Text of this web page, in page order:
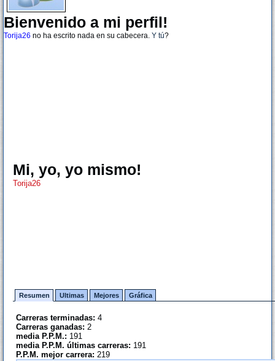
Bienvenido a mi perfil!
Torija26 no ha escrito nada en su cabecera. Y tú?
Mi, yo, yo mismo!
Torija26
Resumen Ultimas Mejores Gráfica
Carreras terminadas: 4
Carreras ganadas: 2
media P.P.M.: 191
media P.P.M. últimas carreras: 191
P.P.M. mejor carrera: 219